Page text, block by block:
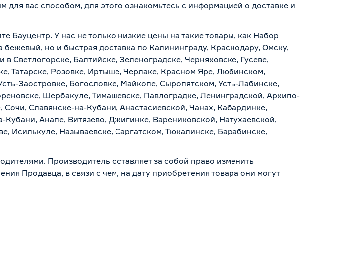
вас способом, для этого ознакомьтесь с информацией о доставке и
Бауцентр. У нас не только низкие цены на такие товары, как Набор
но и быстрая доставка по Калининграду, Краснодару, Омску,
Светлогорске, Балтийске, Зеленоградске, Черняховске, Гусеве,
Татарске, Розовке, Иртыше, Черлаке, Красном Яре, Любинском,
Заостровке, Богословке, Майкопе, Сыропятском, Усть-Лабинске,
Шербакуле, Тимашевске, Павлоградке, Ленинградской, Архипо-
Славянске-на-Кубани, Анастасиевской, Чанах, Кабардинке,
Анапе, Витязево, Джигинке, Варениковской, Натухаевской,
Исилькуле, Называевске, Саргатском, Тюкалинске, Барабинске,
Производитель оставляет за собой право изменить
Продавца, в связи с чем, на дату приобретения товара они могут